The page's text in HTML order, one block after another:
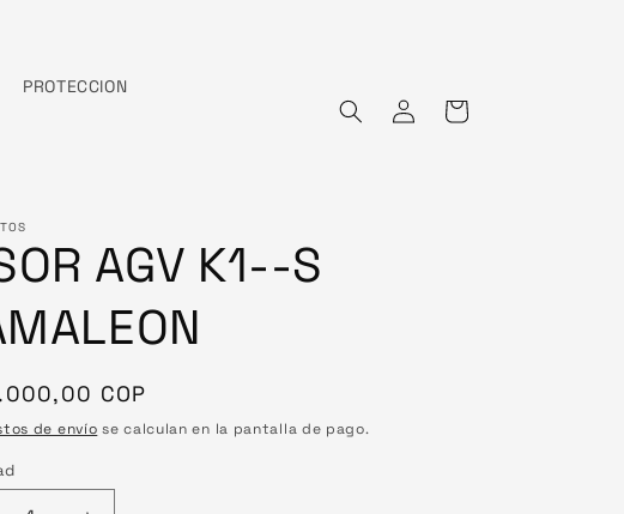
PROTECCION
Iniciar
sesión
Carrito
AGV K1--S
COP
de envío se calculan en la pantalla de pago.